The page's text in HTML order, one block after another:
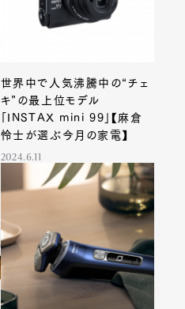
世界中で人気沸騰中の“チェ
キ”の最上位モデル
「INSTAX mini 99」【麻倉
怜士が選ぶ今月の家電】
2024.6.11